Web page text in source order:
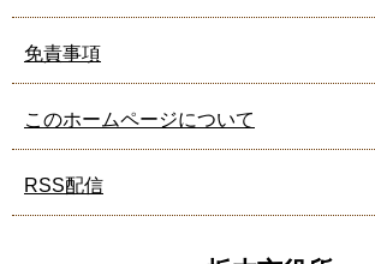
免責事項
このホームページについて
RSS配信